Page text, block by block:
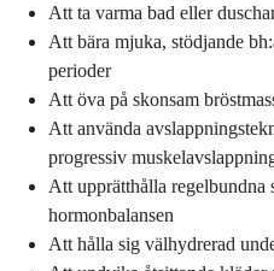
Att ta varma bad eller
Att bära mjuka, stödjande
perioder
Att öva på skonsam
Att använda
progressiv
Att upprätthålla regelbundna
hormonbalansen
Att hålla sig välhydrerad